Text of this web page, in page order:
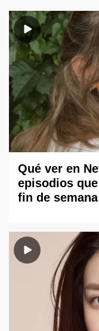
Qué ver en
episodios
fin de semana